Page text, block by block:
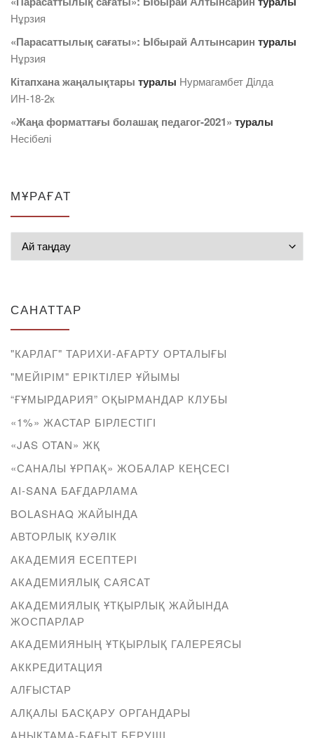
Нұрзия
«Парасаттылық сағаты»: Ыбырай Алтынсарин туралы
Нұрзия
Кітапхана жаңалықтары туралы Нурмагамбет Дiлда
ИН-18-2к
«Жаңа форматтағы болашақ педагог-2021» туралы
Несібелі
МҰРАҒАТ
САНАТТАР
"КАРЛАГ" ТАРИХИ-АҒАРТУ ОРТАЛЫҒЫ
"МЕЙІРІМ" ЕРІКТІЛЕР ҰЙЫМЫ
“ҒҰМЫРДАРИЯ” ОҚЫРМАНДАР КЛУБЫ
«1%» ЖАСТАР БІРЛЕСТІГІ
«JAS OTAN» ЖҚ
«САНАЛЫ ҰРПАҚ» ЖОБАЛАР КЕҢСЕСІ
AI-SANA БАҒДАРЛАМА
BOLASHAQ ЖАЙЫНДА
АВТОРЛЫҚ КУӘЛІК
АКАДЕМИЯ ЕСЕПТЕРІ
АКАДЕМИЯЛЫҚ САЯСАТ
АКАДЕМИЯЛЫҚ ҰТҚЫРЛЫҚ ЖАЙЫНДА
ЖОСПАРЛАР
АКАДЕМИЯНЫҢ ҰТҚЫРЛЫҚ ГАЛЕРЕЯСЫ
АККРЕДИТАЦИЯ
АЛҒЫСТАР
АЛҚАЛЫ БАСҚАРУ ОРГАНДАРЫ